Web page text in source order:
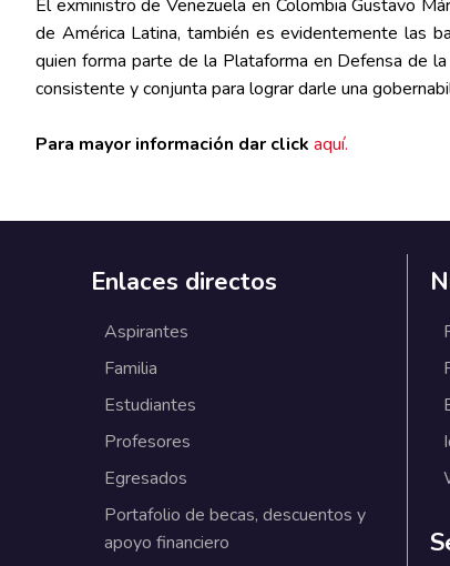
El exministro de Venezuela en Colombia Gustavo
de América Latina, también es evidentemente las
quien forma parte de la Plataforma en Defensa de
consistente y conjunta para lograr darle una
Para mayor información dar click aquí.
Enlaces directos
Aspirantes
Familia
Estudiantes
Profesores
Egresados
Portafolio de becas, descuentos y
apoyo financiero